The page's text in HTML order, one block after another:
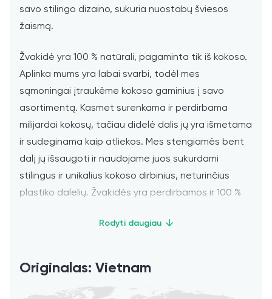
savo stilingo dizaino, sukuria nuostabų šviesos
žaismą.
Žvakidė yra 100 % natūrali, pagaminta tik iš kokoso.
Aplinka mums yra labai svarbi, todėl mes
sąmoningai įtraukėme kokoso gaminius į savo
asortimentą. Kasmet surenkama ir perdirbama
milijardai kokosų, tačiau didelė dalis jų yra išmetama
ir sudeginama kaip atliekos. Mes stengiamės bent
dalį jų išsaugoti ir naudojame juos sukurdami
stilingus ir unikalius kokoso dirbinius, neturinčius
plastiko dalelių. Žvakidės yra perdirbamos ir 100 %
tropiniu žavesiu, bet ir puikiai dera su tvariu
Originalas: Vietnam